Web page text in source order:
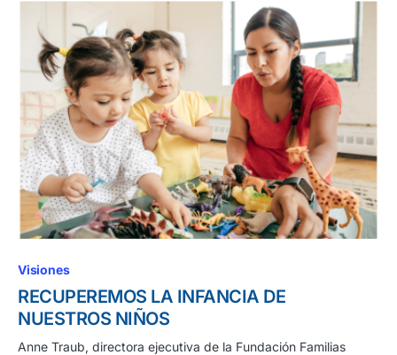
Visiones
RECUPEREMOS LA INFANCIA DE
NUESTROS NIÑOS
Anne Traub, directora ejecutiva de la Fundación Familias